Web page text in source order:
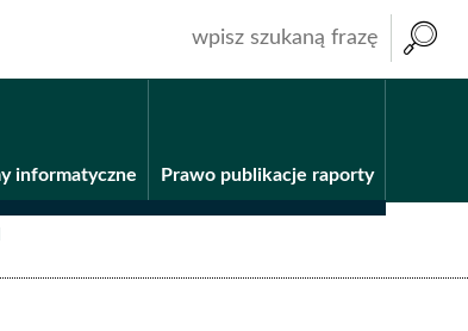
informatyczne Prawo publikacje raporty